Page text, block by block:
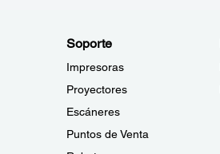
Soporte
Impresoras
Proyectores
Escáneres
Puntos de Venta